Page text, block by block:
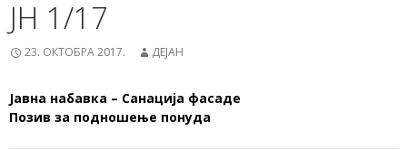
ЈН 1/17
23. ОКТОБРА 2017. ДЕЈАН
Јавна набавка – Санација фасаде
Позив за подношење понуда